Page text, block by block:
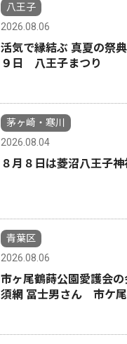
八王子
2026.08.06
活気で縁結ぶ 真夏の祭
９日 八王子まつり
茅ヶ崎・寒川
2026.08.04
８月８日は菱沼八王子
青葉区
2026.08.06
市ヶ尾鶴蒔公園愛護会
須網 冨士男さん 市ケ